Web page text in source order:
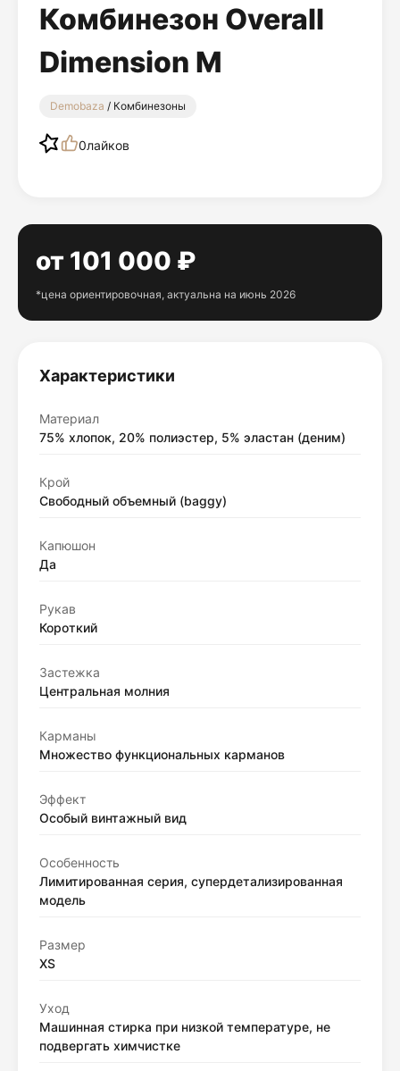
Комбинезон Overall
Dimension M
Demobaza / Комбинезоны
0лайков
от 101 000 ₽
*цена ориентировочная, актуальна на июнь 2026
Характеристики
Материал
75% хлопок, 20% полиэстер, 5% эластан (деним)
Крой
Свободный объемный (baggy)
Капюшон
Да
Рукав
Короткий
Застежка
Центральная молния
Карманы
Множество функциональных карманов
Эффект
Особый винтажный вид
Особенность
Лимитированная серия, супердетализированная
модель
Размер
XS
Уход
Машинная стирка при низкой температуре, не
подвергать химчистке